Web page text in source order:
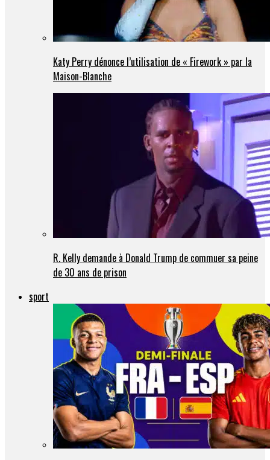
Katy Perry dénonce l’utilisation de « Firework » par la
Maison-Blanche
R. Kelly demande à Donald Trump de commuer sa peine
de 30 ans de prison
sport